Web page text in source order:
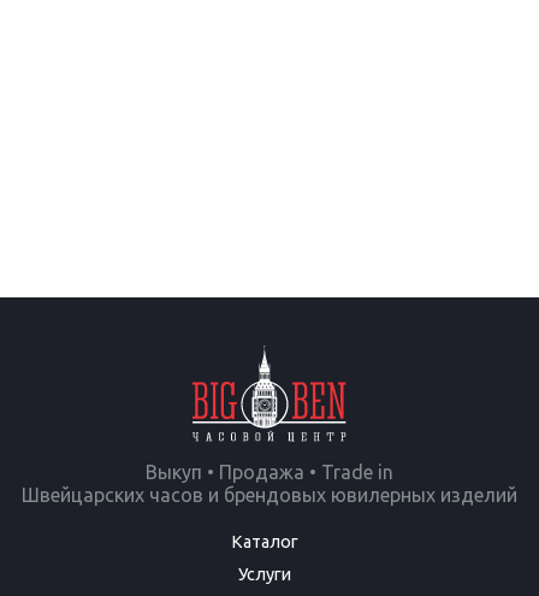
Выкуп • Продажа • Trade in
Швейцарских часов и брендовых ювилерных изделий
Каталог
Услуги